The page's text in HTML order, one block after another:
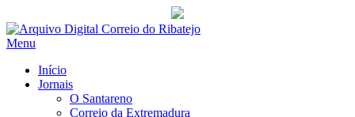
Saltar
para
Menu
Início
Jornais
O Santareno
Correio da Extremadura